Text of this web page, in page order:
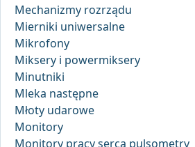
Mechanizmy rozrządu
Mierniki uniwersalne
Mikrofony
Miksery i powermiksery
Minutniki
Mleka następne
Młoty udarowe
Monitory
Monitory pracy serca pulsometry